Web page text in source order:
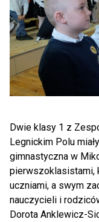
Dwie klasy 1 z
Legnickim Polu
gimnastyczna w
pierwszoklasistami,
uczniami, a swym
nauczycieli i
Dorota Anklewicz-